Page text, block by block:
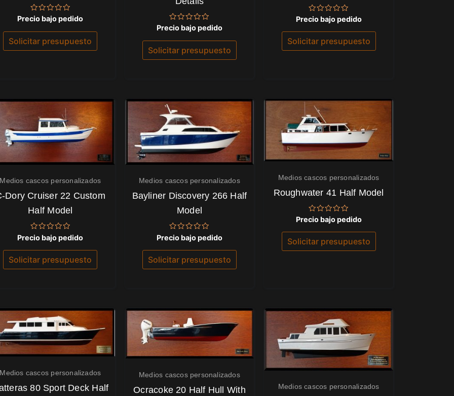
Valorado
con
0
de
5
Precio bajo pedido
Solicitar presupuesto
Valorado
con
0
de
5
Precio bajo pedido
Solicitar presupuesto
Valorado
con
0
de
5
Precio bajo pedido
Solicitar presupuesto
Medios cascos personalizados
Dory Cruiser 22 Custom
Half Model
Valorado
con
0
de
5
Precio bajo pedido
Solicitar presupuesto
Medios cascos personalizados
Bayliner Discovery 266 Half
Model
Valorado
con
0
de
5
Precio bajo pedido
Solicitar presupuesto
Medios cascos personalizados
Roughwater 41 Half Model
Valorado
con
0
de
5
Precio bajo pedido
Solicitar presupuesto
Medios cascos personalizados
80 Sport Deck Half
Medios cascos personalizados
Ocracoke 20 Half Hull With
Medios cascos personalizados